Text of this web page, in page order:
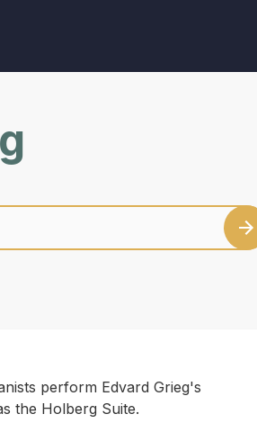
perform Edvard Grieg's
the Holberg Suite.